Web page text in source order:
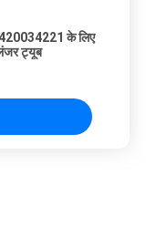
के लिए
ट्यूब